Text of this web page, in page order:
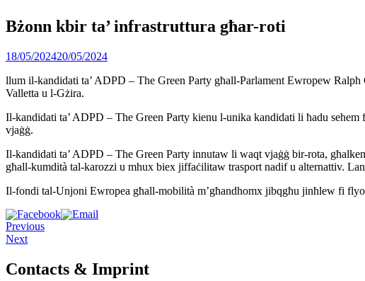
Bżonn kbir ta’ infrastruttura għar-roti
Posted
18/05/202420/05/2024
llum il-kandidati ta’ ADPD – The Green Party għall-Parlament Ewropew
Valletta u l-Gżira.
Il-kandidati ta’ ADPD – The Green Party kienu l-unika kandidati li ħadu
vjaġġ.
Il-kandidati ta’ ADPD – The Green Party innutaw li waqt vjaġġ bir-rota,
għall-kumdità tal-karozzi u mhux biex jiffaċilitaw trasport nadif u alternattiv.
Il-fondi tal-Unjoni Ewropea għall-mobilità m’għandhomx jibqgħu jinħlew fi
Previous
Next
Contacts & Imprint